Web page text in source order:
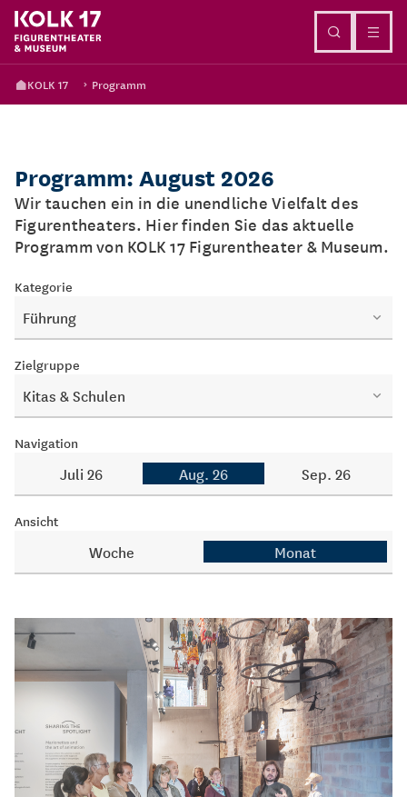
KOLK 17 Programm
Programm: August 2026
Wir tauchen ein in die unendliche Vielfalt des
Figurentheaters. Hier finden Sie das aktuelle
Programm von KOLK 17 Figurentheater & Museum.
Kategorie
Führung
Zielgruppe
Kitas & Schulen
Navigation
Juli 26 Aug. 26 Sep. 26
Ansicht
Woche Monat